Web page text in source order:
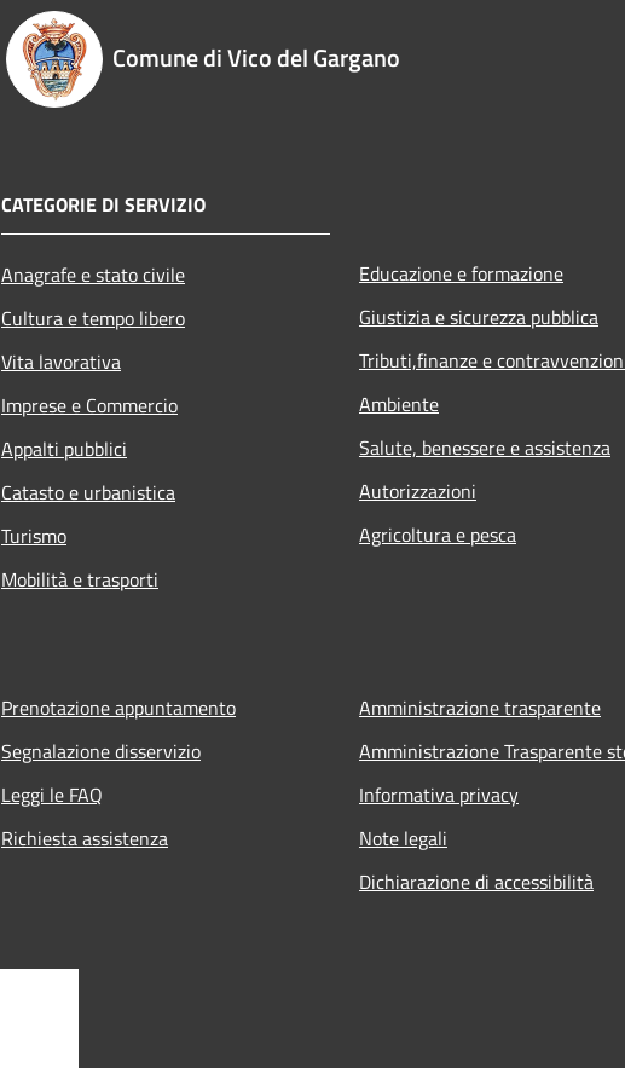
Comune di Vico del Gargano
CATEGORIE DI SERVIZIO
Anagrafe e stato civile
Cultura e tempo libero
Vita lavorativa
Imprese e Commercio
Appalti pubblici
Catasto e urbanistica
Turismo
Mobilità e trasporti
Educazione e formazione
Giustizia e sicurezza pubblica
Tributi,finanze e
Ambiente
Salute, benessere e assistenza
Autorizzazioni
Agricoltura e pesca
Prenotazione appuntamento
Segnalazione disservizio
Leggi le FAQ
Richiesta assistenza
Amministrazione trasparente
Amministrazione Trasparente
Informativa privacy
Note legali
Dichiarazione di accessibilità